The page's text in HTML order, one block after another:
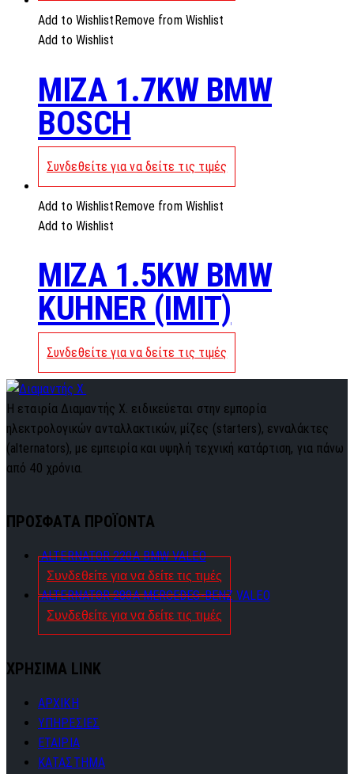
Add to Wishlist Remove from Wishlist
Add to Wishlist
MIZA 1.7KW BMW
BOSCH
Συνδεθείτε για να δείτε τις τιμές
Add to Wishlist Remove from Wishlist
Add to Wishlist
MIZA 1.5KW BMW
KUHNER (IMIT)
Συνδεθείτε για να δείτε τις τιμές
Η εταιρία Διαμαντής Χ. ειδικεύεται στην εμπορία
ηλεκτρολογικών ανταλλακτικών, μίζες (starters), ενναλάκτες
(alternators), με εμπειρία και υψηλή τεχνική κατάρτιση, για πάνω
από 40 χρόνια.
ΠΡΟΣΦΑΤΑ ΠΡΟΪΟΝΤΑ
ALTERNATOR 220A BMW VALEO
Συνδεθείτε για να δείτε τις τιμές
ALTERNATOR 280A MERCEDES-BENZ VALEO
Συνδεθείτε για να δείτε τις τιμές
ΧΡΗΣΙΜΑ LINK
ΑΡΧΙΚΗ
ΥΠΗΡΕΣΙΕΣ
ΕΤΑΙΡΙΑ
ΚΑΤΑΣΤΗΜΑ